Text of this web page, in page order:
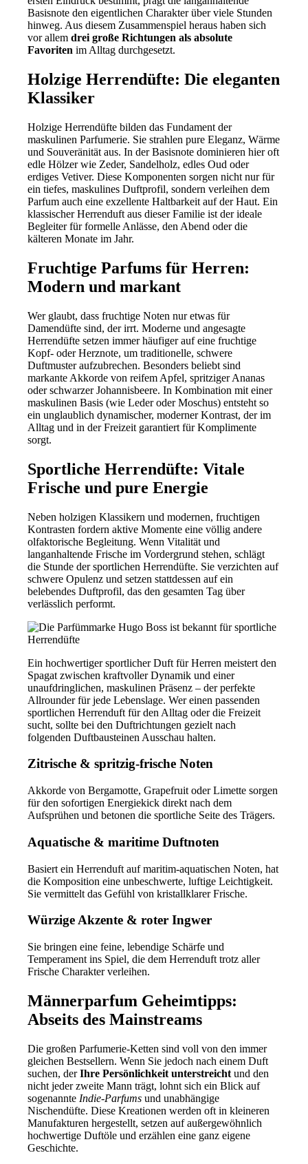
Basisnote den eigentlichen Charakter über viele Stunden
hinweg. Aus diesem Zusammenspiel heraus haben sich
vor allemdrei große Richtungen als absolute
Favoriten im Alltag durchgesetzt.
Holzige Herrendüfte: Die eleganten
Klassiker
Holzige Herrendüfte bilden das Fundament der
maskulinen Parfumerie. Sie strahlen pure Eleganz, Wärme
und Souveränität aus. In der Basisnote dominieren hier oft
edle Hölzer wie Zeder, Sandelholz, edles Oud oder
erdiges Vetiver. Diese Komponenten sorgen nicht nur für
ein tiefes, maskulines Duftprofil, sondern verleihen dem
Parfum auch eine exzellente Haltbarkeit auf der Haut. Ein
klassischer Herrenduft aus dieser Familie ist der ideale
Begleiter für formelle Anlässe, den Abend oder die
kälteren Monate im Jahr.
Fruchtige Parfums für Herren:
Modern und markant
Wer glaubt, dass fruchtige Noten nur etwas für
Damendüfte sind, der irrt. Moderne und angesagte
Herrendüfte setzen immer häufiger auf eine fruchtige
Kopf- oder Herznote, um traditionelle, schwere
Duftmuster aufzubrechen. Besonders beliebt sind
markante Akkorde von reifem Apfel, spritziger Ananas
oder schwarzer Johannisbeere. In Kombination mit einer
maskulinen Basis (wie Leder oder Moschus) entsteht so
ein unglaublich dynamischer, moderner Kontrast, der im
Alltag und in der Freizeit garantiert für Komplimente
sorgt.
Sportliche Herrendüfte: Vitale
Frische und pure Energie
Neben holzigen Klassikern und modernen, fruchtigen
Kontrasten fordern aktive Momente eine völlig andere
olfaktorische Begleitung. Wenn Vitalität und
langanhaltende Frische im Vordergrund stehen, schlägt
die Stunde der sportlichen Herrendüfte. Sie verzichten auf
schwere Opulenz und setzen stattdessen auf ein
belebendes Duftprofil, das den gesamten Tag über
verlässlich performt.
Ein hochwertiger sportlicher Duft für Herren meistert den
Spagat zwischen kraftvoller Dynamik und einer
unaufdringlichen, maskulinen Präsenz – der perfekte
Allrounder für jede Lebenslage. Wer einen passenden
sportlichen Herrenduft für den Alltag oder die Freizeit
sucht, sollte bei den Duftrichtungen gezielt nach
folgenden Duftbausteinen Ausschau halten.
Zitrische & spritzig-frische Noten
Akkorde von Bergamotte, Grapefruit oder Limette sorgen
für den sofortigen Energiekick direkt nach dem
Aufsprühen und betonen die sportliche Seite des Trägers.
Aquatische & maritime Duftnoten
Basiert ein Herrenduft auf maritim-aquatischen Noten, hat
die Komposition eine unbeschwerte, luftige Leichtigkeit.
Sie vermittelt das Gefühl von kristallklarer Frische.
Würzige Akzente & roter Ingwer
Sie bringen eine feine, lebendige Schärfe und
Temperament ins Spiel, die dem Herrenduft trotz aller
Frische Charakter verleihen.
Männerparfum Geheimtipps:
Abseits des Mainstreams
Die großen Parfumerie-Ketten sind voll von den immer
gleichen Bestsellern. Wenn Sie jedoch nach einem Duft
suchen, derIhre Persönlichkeit unterstreicht und den
nicht jeder zweite Mann trägt, lohnt sich ein Blick auf
sogenannte Indie-Parfums und unabhängige
Nischendüfte. Diese Kreationen werden oft in kleineren
Manufakturen hergestellt, setzen auf außergewöhnlich
hochwertige Duftöle und erzählen eine ganz eigene
Geschichte.